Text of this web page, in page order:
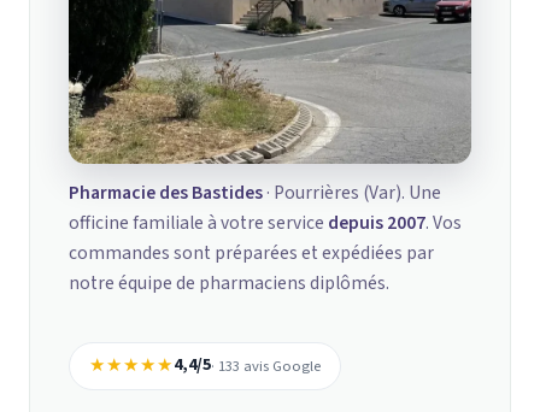
Pharmacie des Bastides· Pourrières (Var). Une
officine familiale à votre service depuis 2007. Vos
commandes sont préparées et expédiées par
notre équipe de pharmaciens diplômés.
★★★★★4,4/5· 133 avis Google